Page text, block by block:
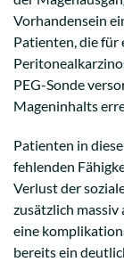
Vorhandensein
Patienten, die für
PEG-Sonde
Mageninhalts
Patienten in
fehlenden
Verlust der
zusätzlich
eine
bereits ein